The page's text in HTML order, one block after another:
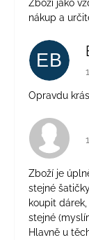
Zboží jako
nákup a
EB
Opravdu
Zboží je
stejné
koupit
stejné
Hlavně u